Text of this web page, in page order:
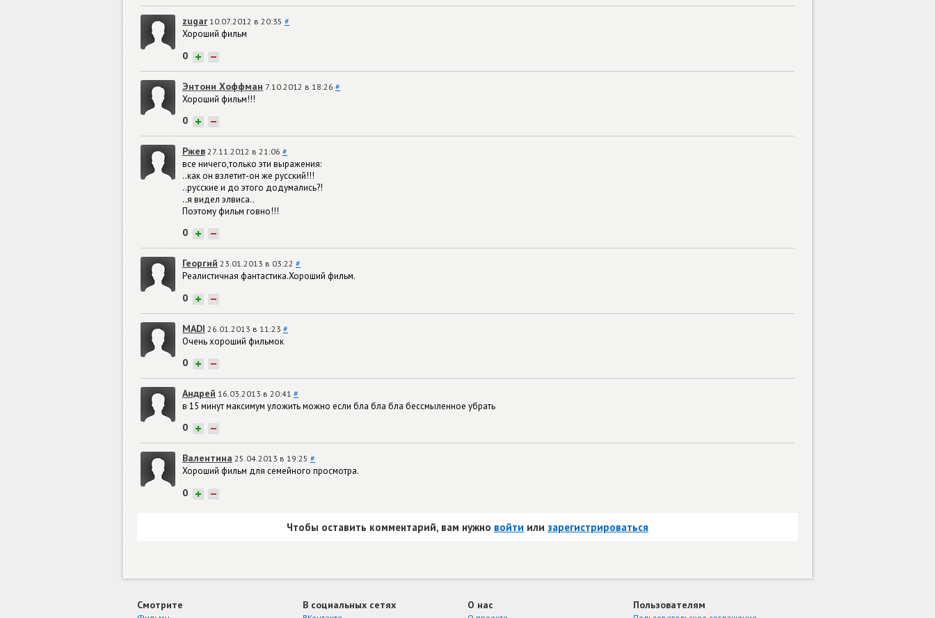
zugar 10.07.2012 в 20:35 #
Хороший фильм
0 + −
Энтони Хоффман 7.10.2012 в 18:26 #
Хороший фильм!!!
0 + −
Ржев 27.11.2012 в 21:06 #
все ничего,только эти выражения:
..как он взлетит-он же русский!!!
..русские и до этого додумались?!
..я видел элвиса..
Поэтому фильм говно!!!
0 + −
Георгий 23.01.2013 в 03:22 #
Реалистичная фантастика.Хороший фильм.
0 + −
MADI 26.01.2013 в 11:23 #
Очень хороший фильмок
0 + −
Андрей 16.03.2013 в 20:41 #
в 15 минут максимум уложить можно если бла бла бла бессмыленное убрать
0 + −
Валентина 25.04.2013 в 19:25 #
Хороший фильм для семейного просмотра.
0 + −
Чтобы оставить комментарий, вам нужно войти или зарегистрироваться
Смотрите В социальных сетях О нас Пользователям